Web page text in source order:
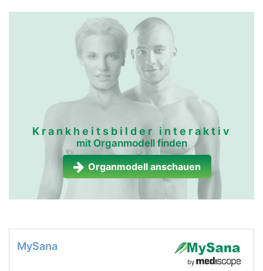
Krankheitsbilder interaktiv
mit Organmodell finden
Organmodell anschauen
MySana